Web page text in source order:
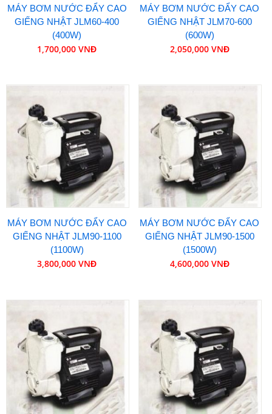
MÁY BƠM NƯỚC ĐẨY CAO
GIẾNG NHẬT JLM60-400
(400W)
1,700,000 VNĐ
MÁY BƠM NƯỚC ĐẨY CAO
GIẾNG NHẬT JLM70-600
(600W)
2,050,000 VNĐ
MÁY BƠM NƯỚC ĐẨY CAO
GIẾNG NHẬT JLM90-1100
(1100W)
3,800,000 VNĐ
MÁY BƠM NƯỚC ĐẨY CAO
GIẾNG NHẬT JLM90-1500
(1500W)
4,600,000 VNĐ